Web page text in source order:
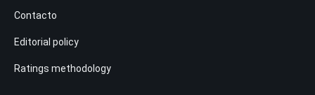
Contacto
Editorial policy
Ratings methodology